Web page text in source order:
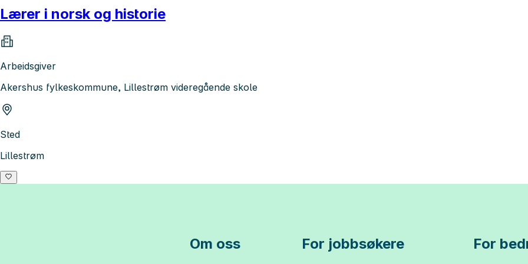
Lærer i norsk og historie
Arbeidsgiver
Akershus fylkeskommune, Lillestrøm videregående skole
Sted
Lillestrøm
Om oss For jobbsøkere For